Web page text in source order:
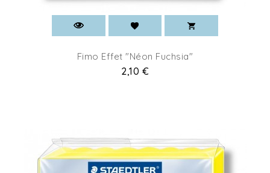
Fimo Effet "Néon Fuchsia"
Prix
2,10 €